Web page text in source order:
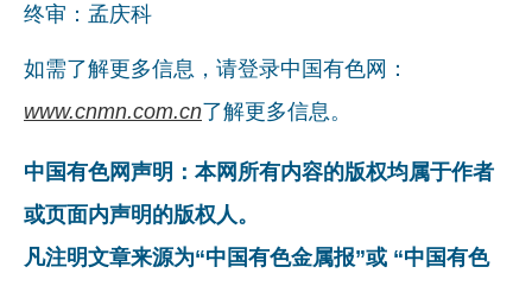
终审：孟庆科
如需了解更多信息，请登录中国有色网：
www.cnmn.com.cn了解更多信息。
中国有色网声明：本网所有内容的版权均属于作者
或页面内声明的版权人。
凡注明文章来源为“中国有色金属报”或 “中国有色